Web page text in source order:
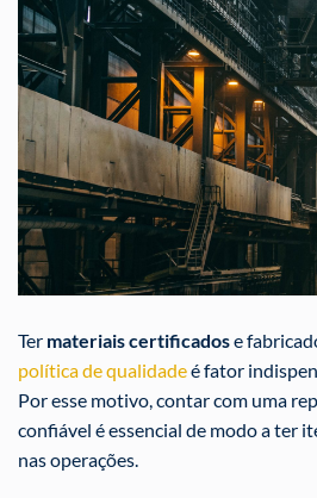
Ter materiais certificadose
política de qualidadeé fator
Por esse motivo, contar com uma
confiável é essencial de modo a ter
nas operações.